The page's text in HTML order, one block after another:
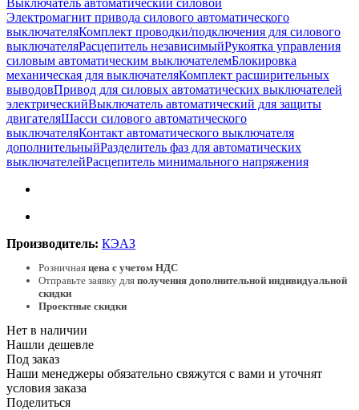
Электромагнит привода силового автоматического
выключателяКомплект проводки/подключения для силового
выключателяРасцепитель независимыйРукоятка управления
силовым автоматическим выключателемБлокировка
механическая для выключателяКомплект расширительных
выводовПривод для силовых автоматических выключателей
электрическийВыключатель автоматический для защиты
двигателяШасси силового автоматического
выключателяКонтакт автоматического выключателя
дополнительныйРазделитель фаз для автоматических
выключателейРасцепитель минимального напряжения
Производитель: КЭАЗ
Розничная цена с учетом НДС
Отправьте заявку для получения дополнительной индивидуальной
скидки
Проектные скидки
Нет в наличии
Нашли дешевле
Под заказ
Наши менеджеры обязательно свяжутся с вами и уточнят
условия заказа
Поделиться